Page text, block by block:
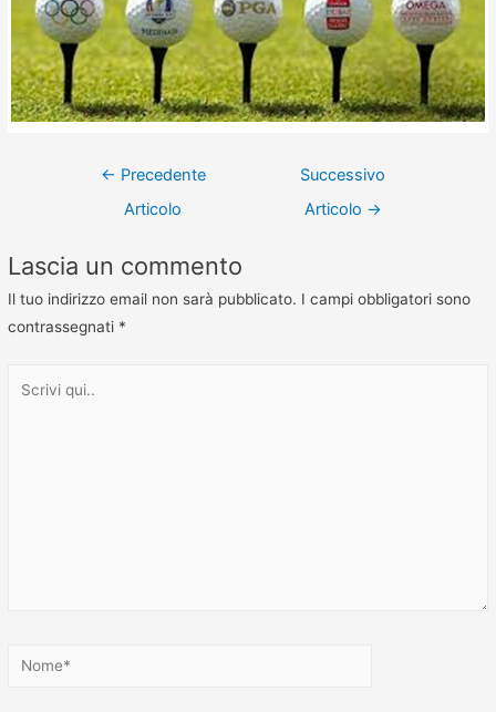
← Precedente
Articolo
Successivo
Articolo →
Lascia un commento
Il tuo indirizzo email non sarà pubblicato. I campi obbligatori sono
contrassegnati *